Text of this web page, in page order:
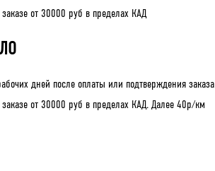
от 30000 руб в пределах КАД
дней после оплаты или подтверждения заказа
заказе от 30000 руб в пределах КАД. Далее 40р/км